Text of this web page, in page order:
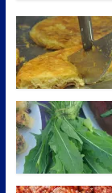
e
b
o
o
k